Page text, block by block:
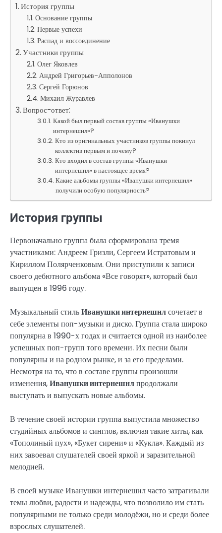
История группы
Основание группы
Первые успехи
Распад и воссоединение
Участники группы
Олег Яковлев
Андрей Григорьев-Апполонов
Сергей Горюнов
Михаил Журавлев
Вопрос-ответ:
Какой был первый состав группы «Иванушки
интернешнл»?
Кто из оригинальных участников группы покинул
коллектив первым и почему?
Кто входил в состав группы «Иванушки
интернешнл» в настоящее время?
Какие альбомы группы «Иванушки интернешнл»
получили особую популярность?
История группы
Первоначально группа была сформирована тремя
участниками: Андреем Гризли, Сергеем Истратовым и
Кириллом Полярченковым. Они приступили к записи
своего дебютного альбома «Все говорят», который был
выпущен в 1996 году.
Музыкальный стильИванушки интернешнлсочетает в
себе элементы поп-музыки и диско. Группа стала широко
популярна в 1990-х годах и считается одной из наиболее
успешных поп-групп того времени. Их песни были
популярны и на родном рынке, и за его пределами.
Несмотря на то, что в составе группы произошли
изменения,Иванушки интернешнлпродолжали
выступать и выпускать новые альбомы.
В течение своей истории группа выпустила множество
студийных альбомов и синглов, включая такие хиты, как
«Тополиный пух», «Букет сирени» и «Кукла». Каждый из
них завоевал слушателей своей яркой и заразительной
мелодией.
В своей музыке Иванушки интернешнл часто затрагивали
темы любви, радости и надежды, что позволило им стать
популярными не только среди молодёжи, но и среди более
взрослых слушателей.